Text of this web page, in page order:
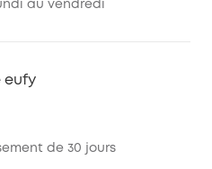
au vendredi
eufy
de 30 jours